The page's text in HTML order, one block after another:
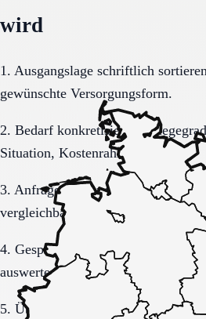
wird
1. Ausgangslage schriftlich
gewünschte Versorgungsform.
2. Bedarf konkretisieren:
Situation, Kostenrahmen.
3. Anfrage sauber formulieren,
vergleichbar bleiben.
4. Gespräche und Besichtigungen
auswerten.
5. Übergang, Kommunikation und